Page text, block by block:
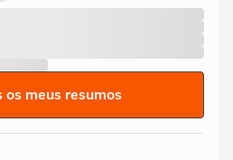
os meus resumos